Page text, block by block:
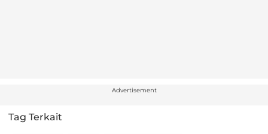
Advertisement
Tag Terkait